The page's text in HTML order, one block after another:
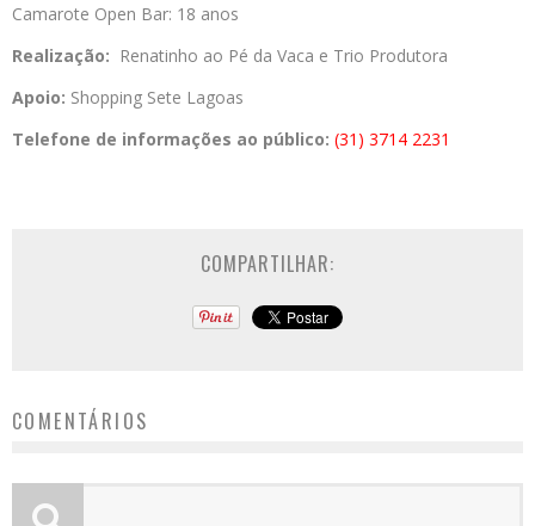
Camarote Open Bar: 18 anos
Realização: Renatinho ao Pé da Vaca e Trio Produtora
Apoio: Shopping Sete Lagoas
Telefone de informações ao público: (31) 3714 2231
COMPARTILHAR:
COMENTÁRIOS